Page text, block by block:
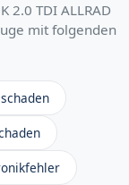
2.0 TDI ALLRAD
mit folgenden